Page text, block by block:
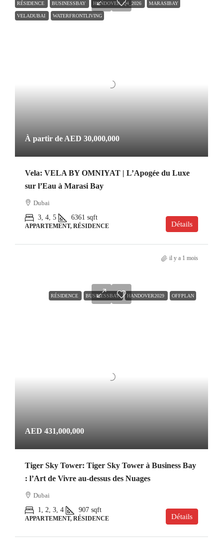
RÉSIDENCE BUSINESSBAY HANDOVER_Q4_2026 MARASIBAY
VELADUBAI WATERFRONTLIVING
À partir de AED 30,000,000
Vela: VELA BY OMNIYAT | L’Apogée du Luxe
sur l’Eau à Marasi Bay
Dubai
3, 4, 5
6361 sqft
APPARTEMENT, RÉSIDENCE Détails
il y a 1 mois
RÉSIDENCE BUSINESSBAY HANDOVER2029 OFFPLAN
AED 431,000,000
Tiger Sky Tower: Tiger Sky Tower à Business Bay
: l’Art de Vivre au-dessus des Nuages
Dubai
1, 2, 3, 4
907 sqft
APPARTEMENT, RÉSIDENCE Détails